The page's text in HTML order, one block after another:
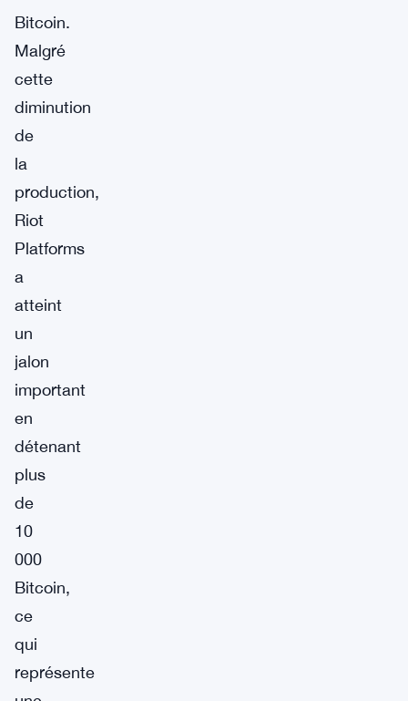
Bitcoin.
Malgré
cette
diminution
de
la
production,
Riot
Platforms
a
atteint
un
jalon
important
en
détenant
plus
de
10
000
Bitcoin,
ce
qui
représente